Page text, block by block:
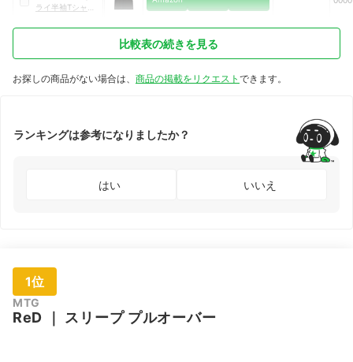
ライ半袖Tシャツ
比較表の続きを見る
お探しの商品がない場合は、 商品の掲載をリクエスト できます。
ランキングは参考になりましたか？
はい いいえ
1位
MTG
ReD スリープ プルオーバー